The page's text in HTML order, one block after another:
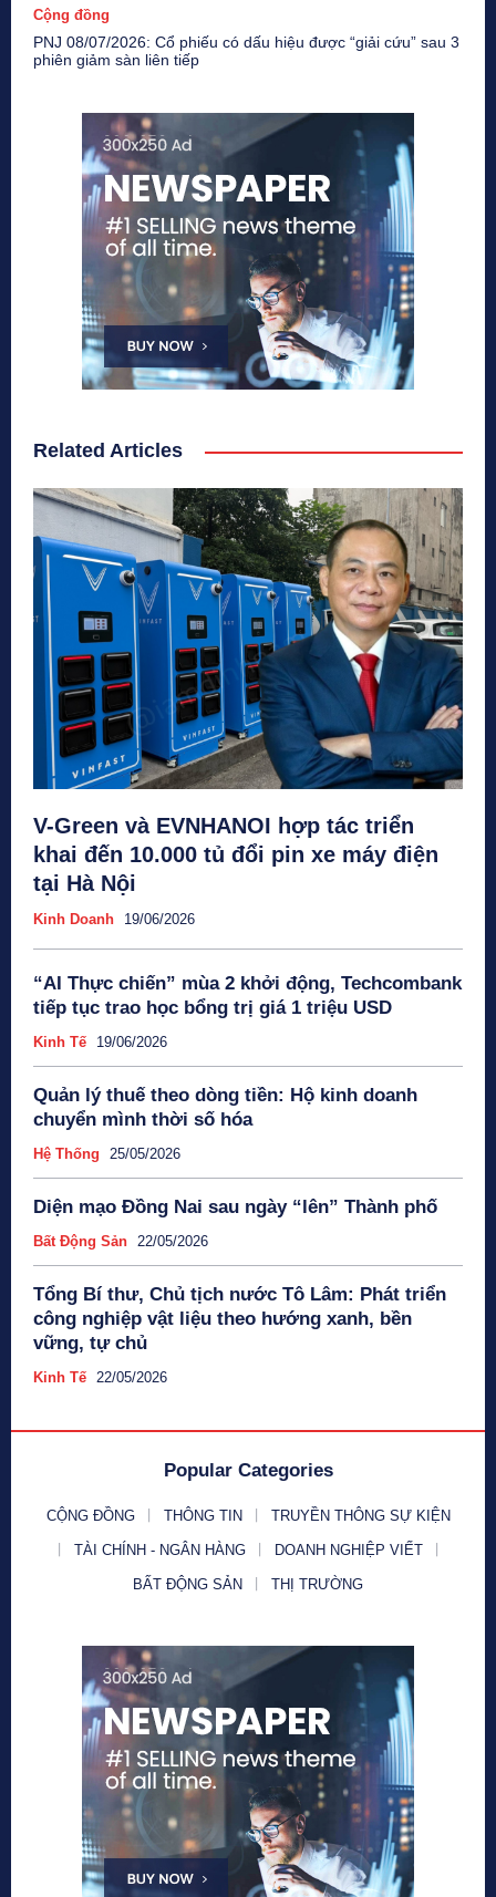
Cộng đồng
PNJ 08/07/2026: Cổ phiếu có dấu hiệu được “giải cứu” sau 3
phiên giảm sàn liên tiếp
Related Articles
V-Green và EVNHANOI hợp tác triển
khai đến 10.000 tủ đổi pin xe máy điện
tại Hà Nội
Kinh Doanh 19/06/2026
“AI Thực chiến” mùa 2 khởi động, Techcombank
tiếp tục trao học bổng trị giá 1 triệu USD
Kinh Tế 19/06/2026
Quản lý thuế theo dòng tiền: Hộ kinh doanh
chuyển mình thời số hóa
Hệ Thống 25/05/2026
Diện mạo Đồng Nai sau ngày “lên” Thành phố
Bất Động Sản 22/05/2026
Tổng Bí thư, Chủ tịch nước Tô Lâm: Phát triển
công nghiệp vật liệu theo hướng xanh, bền
vững, tự chủ
Kinh Tế 22/05/2026
Popular Categories
CỘNG ĐỒNG THÔNG TIN TRUYỀN THÔNG SỰ KIỆN
TÀI CHÍNH - NGÂN HÀNG DOANH NGHIỆP VIẾT
BẤT ĐỘNG SẢN THỊ TRƯỜNG